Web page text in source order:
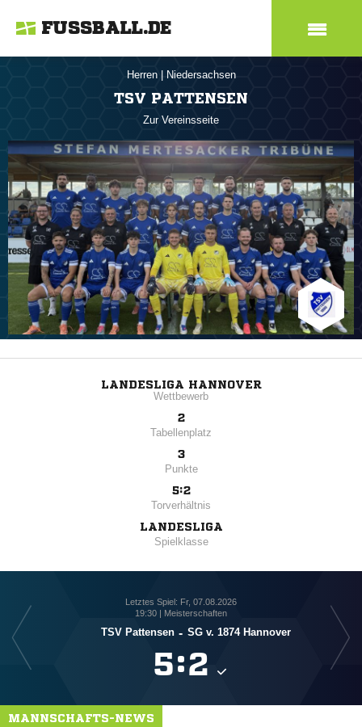
FUSSBALL.DE
Herren Niedersachsen
TSV PATTENSEN
Zur Vereinsseite
LANDESLIGA HANNOVER
Wettbewerb
2
Tabellenplatz
3
Punkte
5:2
Torverhältnis
LANDESLIGA
Spielklasse
Letztes Spiel: Fr, 07.08.2026
19:30 | Meisterschaften
TSV Pattensen - SG v. 1874 Hannover
:
MANNSCHAFTS-NEWS